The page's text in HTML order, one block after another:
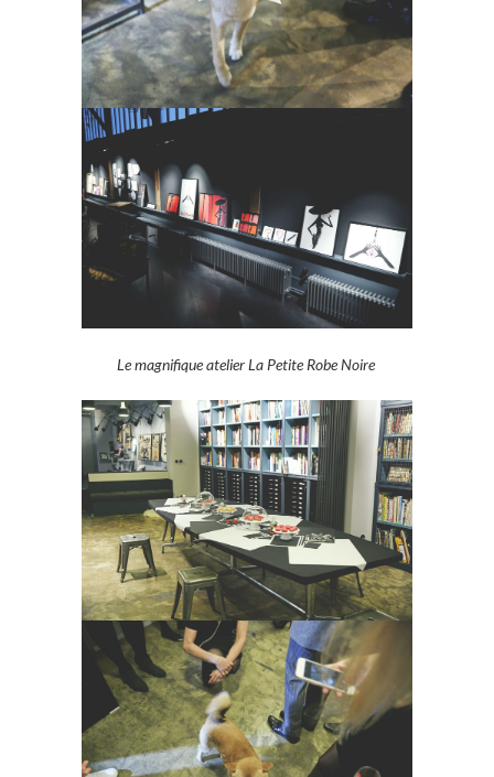
Le magnifique atelier La Petite Robe Noire